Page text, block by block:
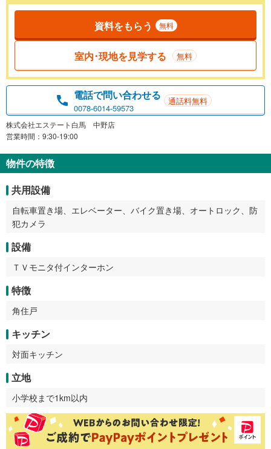
資料をもらう 無料
室内･現地を見学する 無料
電話で問い合わせる
0078-6014-59573
通話料無料
株式会社エステート白馬 中野店
営業時間：9:30-19:00
物件の特徴
共用設備
自転車置き場、エレベーター、バイク置き場、オートロック、防
犯カメラ
設備
ＴＶモニタ付インターホン
特徴
角住戸
キッチン
対面キッチン
立地
小学校まで1km以内